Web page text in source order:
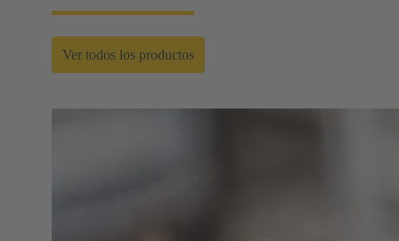
Ver todos los productos